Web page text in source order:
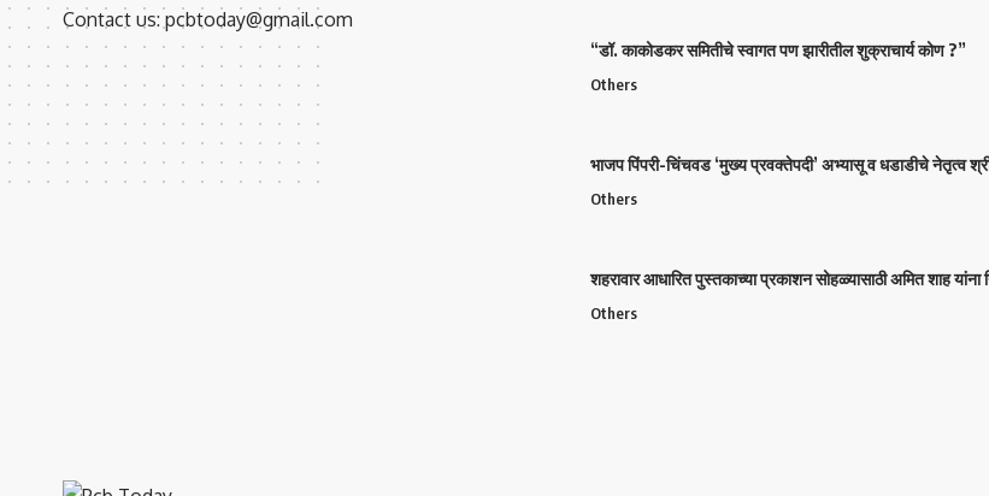
Contact us: pcbtoday@gmail.com
“डॉ. काकोडकर समितीचे स्वागत पण झारीतील शुक्राचार्य कोण ?”
Others
भाजप पिंपरी-चिंचवड ‘मुख्य प्रवक्तेपदी’ अभ्यासू व धडाडीचे नेतृत्व
Others
शहरावार आधारित पुस्तकाच्या प्रकाशन सोहळ्यासाठी अमित शाह यांना
Others